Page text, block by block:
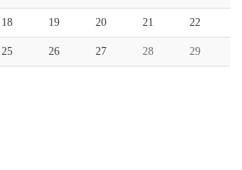
18 19 20 21 22
25 26 27 28 29